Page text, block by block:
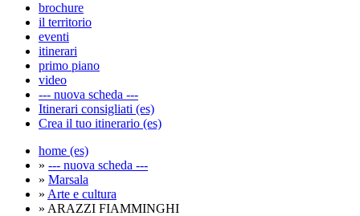
brochure
il territorio
eventi
itinerari
primo piano
video
--- nuova scheda ---
Itinerari consigliati (es)
Crea il tuo itinerario (es)
home (es)
» --- nuova scheda ---
» Marsala
» Arte e cultura
» ARAZZI FIAMMINGHI